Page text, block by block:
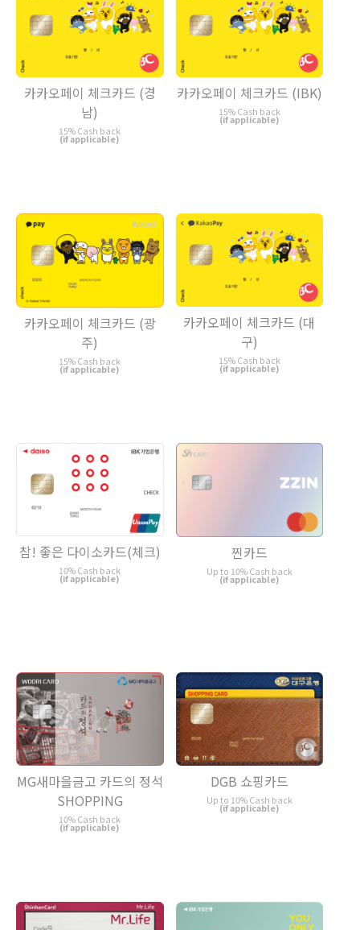
카카오페이 체크카드 (경
남)
15% Cash back
(if applicable)
카카오페이 체크카드 (IBK)
15% Cash back
(if applicable)
카카오페이 체크카드 (광
주)
15% Cash back
(if applicable)
카카오페이 체크카드 (대
구)
15% Cash back
(if applicable)
참! 좋은 다이소카드(체크)
10% Cash back
(if applicable)
찐카드
Up to 10% Cash back
(if applicable)
MG새마을금고 카드의 정석
SHOPPING
10% Cash back
(if applicable)
DGB 쇼핑카드
Up to 10% Cash back
(if applicable)